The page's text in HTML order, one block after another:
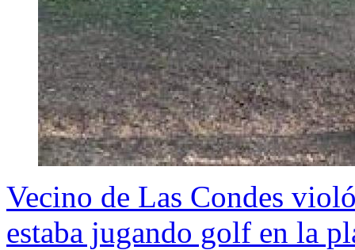
Vecino de Las Condes
estaba jugando golf en la